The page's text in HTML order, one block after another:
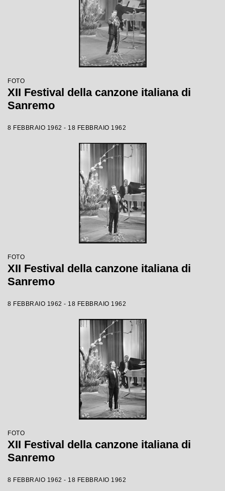
FOTO
XII Festival della canzone italiana di
Sanremo
8 FEBBRAIO 1962 - 18 FEBBRAIO 1962
FOTO
XII Festival della canzone italiana di
Sanremo
8 FEBBRAIO 1962 - 18 FEBBRAIO 1962
FOTO
XII Festival della canzone italiana di
Sanremo
8 FEBBRAIO 1962 - 18 FEBBRAIO 1962